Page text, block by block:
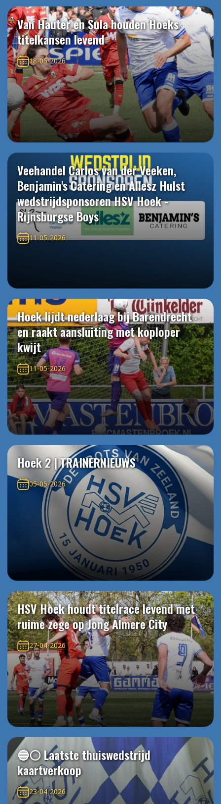
Van Hauter en Sula houden Hoeks
titelkansen levend
18-05-2026
Veehandel Carlos van der Veeken,
Benjamin's Catering en Allesz Hulst
wedstrijdsponsoren HSV Hoek -
Rijnsburgse Boys
11-05-2026
Hoek lijdt nederlaag bij Barendrecht
en raakt aansluiting met koploper
kwijt
11-05-2026
Hoek 2 | TRAINERNIEUWS
05-05-2026
HSV Hoek houdt titelrace levend met
ruime zege op Jong Almere City
27-04-2026
🔵⚪️ Laatste thuiswedstrijd
kaartverkoop
23-04-2026